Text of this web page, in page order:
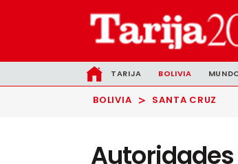
TARIJA BOLIVIA
BOLIVIA > SANTA CRUZ